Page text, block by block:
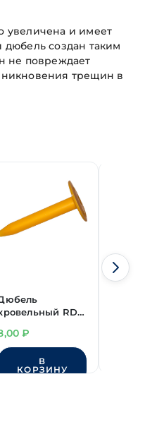
увеличена и имеет
дюбель создан таким
не повреждает
трещин в
RDK
₽
В
КОРЗИНУ